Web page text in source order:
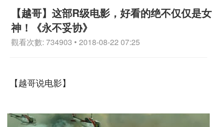
【越哥】这部R级电影，好看的绝不仅仅是女
神！《永不妥协》
觀看次數: 734903 • 2018-08-22 07:25
【越哥说电影】